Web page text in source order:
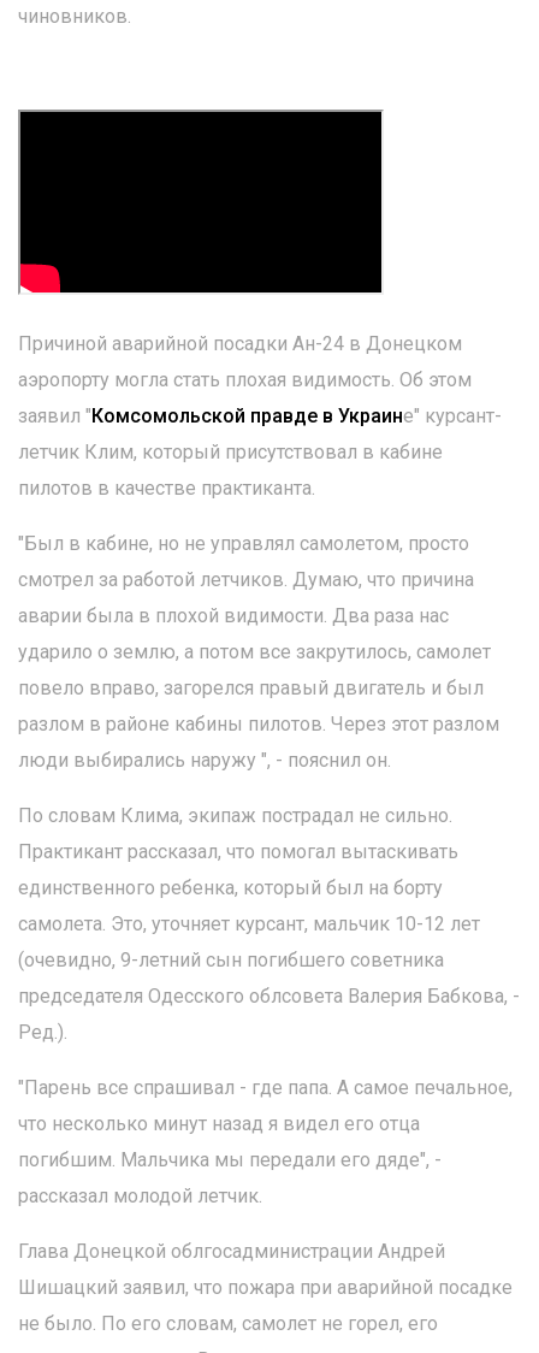
чиновников.
Причиной аварийной посадки Ан-24 в Донецком
аэропорту могла стать плохая видимость. Об этом
заявил "Комсомольской правде в Украине" курсант-
летчик Клим, который присутствовал в кабине
пилотов в качестве практиканта.
"Был в кабине, но не управлял самолетом, просто
смотрел за работой летчиков. Думаю, что причина
аварии была в плохой видимости. Два раза нас
ударило о землю, а потом все закрутилось, самолет
повело вправо, загорелся правый двигатель и был
разлом в районе кабины пилотов. Через этот разлом
люди выбирались наружу ", - пояснил он.
По словам Клима, экипаж пострадал не сильно.
Практикант рассказал, что помогал вытаскивать
единственного ребенка, который был на борту
самолета. Это, уточняет курсант, мальчик 10-12 лет
(очевидно, 9-летний сын погибшего советника
председателя Одесского облсовета Валерия Бабкова, -
Ред.).
"Парень все спрашивал - где папа. А самое печальное,
что несколько минут назад я видел его отца
погибшим. Мальчика мы передали его дяде", -
рассказал молодой летчик.
Глава Донецкой облгосадминистрации Андрей
Шишацкий заявил, что пожара при аварийной посадке
не было. По его словам, самолет не горел, его